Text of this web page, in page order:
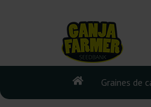
Graines de